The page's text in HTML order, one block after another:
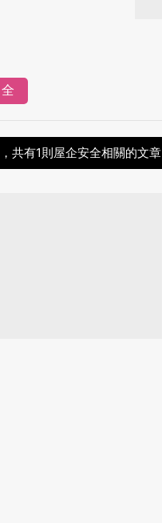
共有1則屋企安全相關的文章